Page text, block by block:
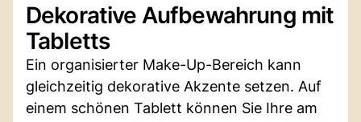
Dekorative Aufbewahrung mit
Tabletts
Ein organisierter Make-Up-Bereich kann
gleichzeitig dekorative Akzente setzen. Auf
einem schönen Tablett können Sie Ihre am